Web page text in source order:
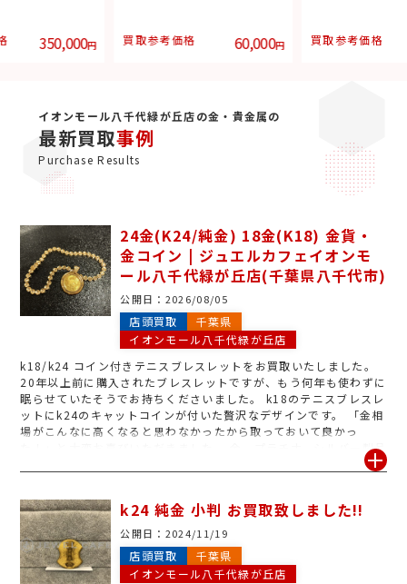
350,000円 買取参考価格 60,000円 買取参考価格
イオンモール八千代緑が丘店の金・貴金属の
最新買取事例
Purchase Results
24金(K24/純金) 18金(K18) 金貨・
金コイン | ジュエルカフェイオンモ
ール八千代緑が丘店(千葉県八千代市)
公開日： 2026/08/05
店頭買取
千葉県
イオンモール八千代緑が丘店
k18/k24 コイン付きテニスブレスレットをお買取いたしました。
20年以上前に購入されたブレスレットですが、もう何年も使わずに
眠らせていたそうでお持ちくださいました。 k18のテニスブレスレ
ットにk24のキャットコインが付いた贅沢なデザインです。 「金相
場がこんなに高くなると思わなかったから取っておいて良かっ
た！」と大変お喜びいただきました。 金、プラチナ、シルバー製品
のお買取強化中です。 素材が分からないものも丁寧にお調べいたし
k24 純金 小判 お買取致しました!!
公開日： 2024/11/19
店頭買取
千葉県
イオンモール八千代緑が丘店